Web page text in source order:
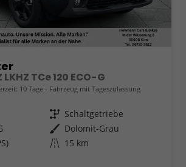
TCe 120 ECO-G
10 Tage Fahrzeug mit Tageszulassung
Getriebe Schaltgetriebe
Außenfarbe Dolomit-Grau
Kilometerstand 15 km